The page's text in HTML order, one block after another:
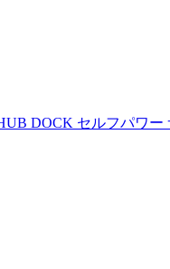
DOCK セルフパワ